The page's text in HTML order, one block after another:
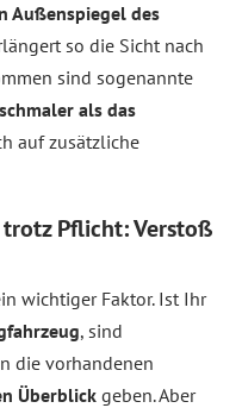
Außenspiegel des
so die Sicht nach
sind sogenannte
als das
auf zusätzliche
Pflicht: Verstoß
wichtiger Faktor. Ist Ihr
, sind
die vorhandenen
Überblick geben. Aber